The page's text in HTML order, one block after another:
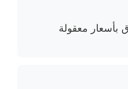
بأسعار معقولة